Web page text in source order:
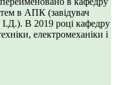
в АПК (завідувач
В 2019 році кафедру
електромеханіки і